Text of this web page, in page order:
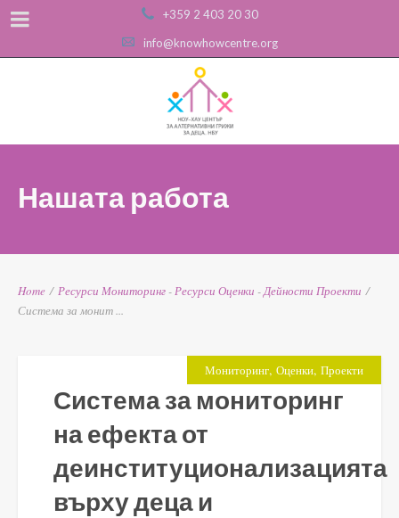
+359 2 403 20 30
info@knowhowcentre.org
Нашата работа
Home / Ресурси Мониторинг - Ресурси Оценки - Дейности Проекти /
Система за монит ...
Мониторинг, Оценки, Проекти
Система за мониторинг
на ефекта от
деинституционализацията
върху деца и